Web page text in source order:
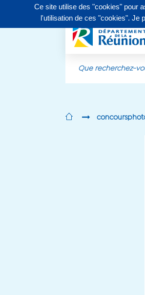
Contactez-nous au 0262
Ce site utilise des "cookies" pour
l'utilisation de ces "cookies". Je